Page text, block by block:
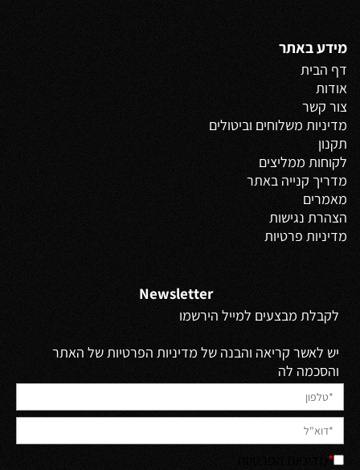
מידע באתר
דף הבית
אודות
צור קשר
מדיניות משלוחים וביטולים
תקנון
לקוחות ממליצים
מדריך קנייה באתר
מאמרים
הצהרת נגישות
מדיניות פרטיות
Newsletter
לקבלת מבצעים למייל הירשמו
יש לאשר קריאה והבנה של מדיניות הפרטיות של האתר
והסכמה לה
*